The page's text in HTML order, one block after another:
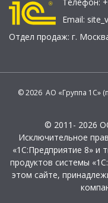
Email:
Отдел продаж: г.
© 2026 АО «Группа 1С»
© 2011- 2026
Исключительное
«1С:Предприятие 8» и
продуктов системы
этом сайте,